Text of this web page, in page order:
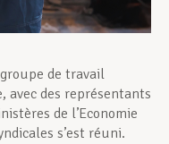
de travail
des représentants
de l’Economie
s’est réuni.